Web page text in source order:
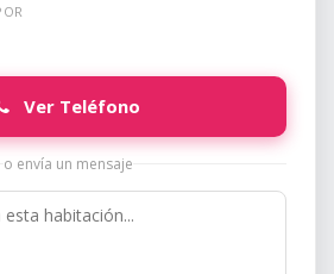
Ver Teléfono
o envía un mensaje